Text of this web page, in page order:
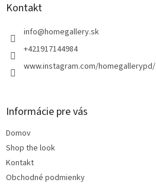
Kontakt
info@homegallery.sk
+421917144984
www.instagram.com/homegallerypd/
Informácie pre vás
Domov
Shop the look
Kontakt
Obchodné podmienky